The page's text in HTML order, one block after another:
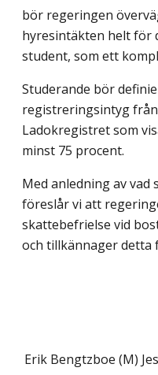
bör regeringen
hyresintäkten helt för
student, som ett
Studerande bör
registreringsintyg
Ladokregistret som
minst 75 procent.
Med anledning av
föreslår vi att
skattebefrielse vid
och tillkännager detta
Erik Bengtzboe (M)